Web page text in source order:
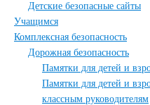
Детские безопасные сайты
Учащимся
Комплексная безопасность
Дорожная безопасность
Памятки для детей и
Памятки для детей и
классным руководителям